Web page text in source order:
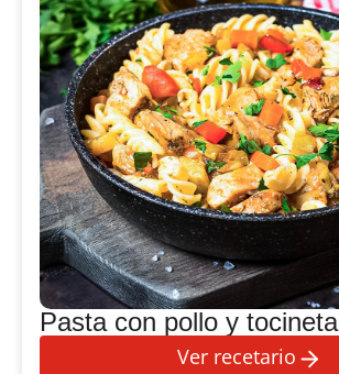
Pasta con pollo y tocineta
Ver recetario